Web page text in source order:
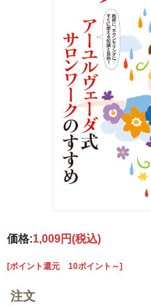
価格:1,009円(税込)
[ポイント還元 10ポイント～]
注文